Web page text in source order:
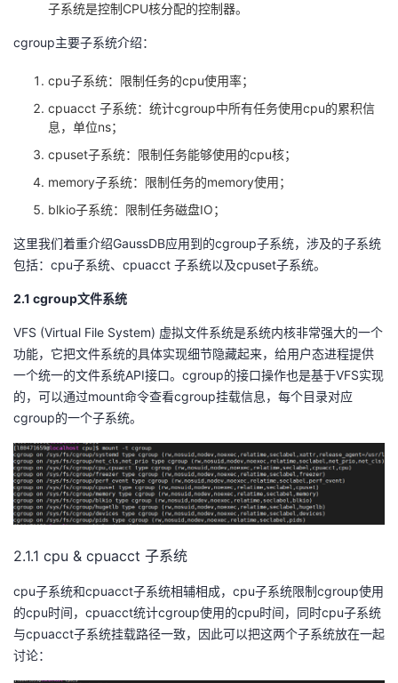
者
堂
我
的
程
我
认
证
的
实
验
我
的
收
藏
Programs
支
持
我
的
技
支
持
我
的
声
建
议
子系统是控制CPU核分配的控制器。
cgroup主要子系统介绍：
cpu子系统：限制任务的cpu使用率；
cpuacct 子系统：统计cgroup中所有任务使用cpu的累积信
息，单位ns；
cpuset子系统：限制任务能够使用的cpu核；
memory子系统：限制任务的memory使用；
blkio子系统：限制任务磁盘IO；
这里我们着重介绍GaussDB应用到的cgroup子系统，涉及的子系统
包括：cpu子系统、cpuacct 子系统以及cpuset子系统。
2.1 cgroup文件系统
VFS (Virtual File System) 虚拟文件系统是系统内核非常强大的一个
功能，它把文件系统的具体实现细节隐藏起来，给用户态进程提供
一个统一的文件系统API接口。cgroup的接口操作也是基于VFS实现
的，可以通过mount命令查看cgroup挂载信息，每个目录对应
cgroup的一个子系统。
2.1.1 cpu & cpuacct 子系统
cpu子系统和cpuacct子系统相辅相成，cpu子系统限制cgroup使用
的cpu时间，cpuacct统计cgroup使用的cpu时间，同时cpu子系统
与cpuacct子系统挂载路径一致，因此可以把这两个子系统放在一起
讨论：